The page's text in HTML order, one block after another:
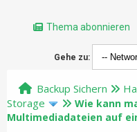
Thema abonnieren
Gehe zu:
Backup Sichern
Storage
Wie kann
Multimediadateien auf